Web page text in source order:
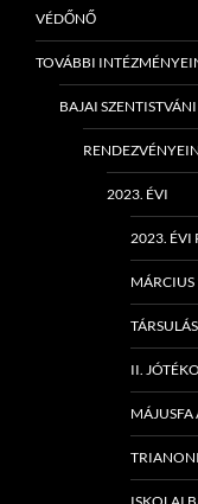
VÉDŐNŐ
TOVÁBBI
BAJAI
2023. ÉVI
2023. ÉVI
MÁRCIUS
II.
MÁJUSFA